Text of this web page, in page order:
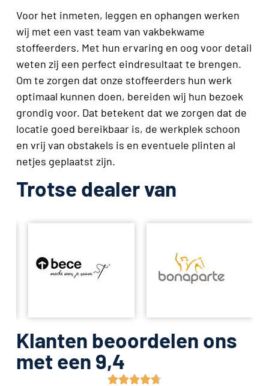
Voor het inmeten, leggen en ophangen werken
wij met een vast team van vakbekwame
stoffeerders. Met hun ervaring en oog voor detail
weten zij een perfect eindresultaat te brengen.
Om te zorgen dat onze stoffeerders hun werk
optimaal kunnen doen, bereiden wij hun bezoek
grondig voor. Dat betekent dat we zorgen dat de
locatie goed bereikbaar is, de werkplek schoon
en vrij van obstakels is en eventuele plinten al
netjes geplaatst zijn.
Trotse dealer van
Klanten beoordelen ons
met een 9,4
